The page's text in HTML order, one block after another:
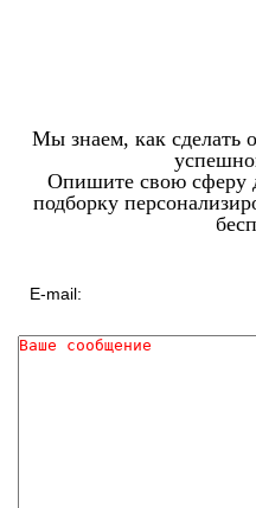
Мы знаем, как сделать
Опишите свою сферу
подборку